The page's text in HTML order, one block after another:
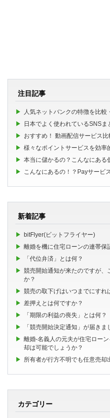
注目記事
人気ネットバンクの特徴を比較
日本でよく使われているSNSま
おすすめ！ 動画配信サービス比
様々なポイントサービスを効率
本当に儲かるの？こんなにある
こんなにあるの！？Payサービス
新着記事
bitFlyer(ビットフライヤー)
離婚を機に住宅ローンの連帯保
「代位弁済」とは何？
競売開始通知が来たのですが、
か？
競売の取下げはいつまでにすれ
差押えとは何ですか？
「期限の利益の喪失」とは何？
「競売開始決定通知」が届き
離婚-名義人の元夫が住宅ロー
却は可能でしょうか？
所有者が行方不明でも任意売却
カテゴリー